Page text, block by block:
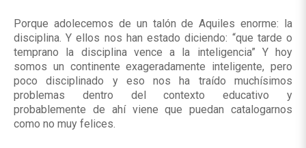
Porque adolecemos de un talón de Aquiles enorme: la
disciplina. Y ellos nos han estado diciendo: “que tarde o
temprano la disciplina vence a la inteligencia” Y hoy
somos un continente exageradamente inteligente, pero
poco disciplinado y eso nos ha traído muchísimos
problemas dentro del contexto educativo y
probablemente de ahí viene que puedan catalogarnos
como no muy felices.